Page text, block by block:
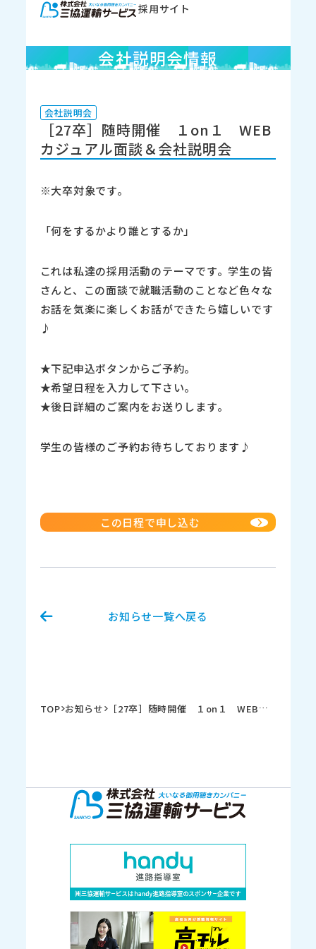
採用サイト
会社説明会情報
会社説明会
［27卒］随時開催 １on１ WEB
カジュアル面談＆会社説明会
※大卒対象です。
「何をするかより誰とするか」
これは私達の採用活動のテーマです。学生の皆
さんと、この面談で就職活動のことなど色々な
お話を気楽に楽しくお話ができたら嬉しいです
♪
★下記申込ボタンからご予約。
★希望日程を入力して下さい。
★後日詳細のご案内をお送りします。
学生の皆様のご予約お待ちしております♪
この日程で申し込む
お知らせ一覧へ戻る
TOP お知らせ ［27卒］随時開催 １on１ WEBカジュアル面談＆会社説明会